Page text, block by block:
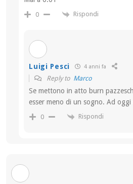
0 Rispondi
Luigi Pesci 4 anni fa
Reply to Marco
Se mettono in atto burn
esser meno di un sogno. Ad oggi
0 Rispondi